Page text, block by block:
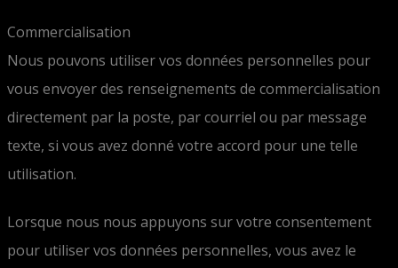
Commercialisation
Nous pouvons utiliser vos données personnelles pour
vous envoyer des renseignements de commercialisation
directement par la poste, par courriel ou par message
texte, si vous avez donné votre accord pour une telle
utilisation.
Lorsque nous nous appuyons sur votre consentement
pour utiliser vos données personnelles, vous avez le